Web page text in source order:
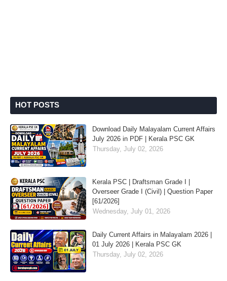
HOT POSTS
Download Daily Malayalam Current Affairs
July 2026 in PDF | Kerala PSC GK
Thursday, July 02, 2026
Kerala PSC | Draftsman Grade I |
Overseer Grade I (Civil) | Question Paper
[61/2026]
Wednesday, July 01, 2026
Daily Current Affairs in Malayalam 2026 |
01 July 2026 | Kerala PSC GK
Thursday, July 02, 2026